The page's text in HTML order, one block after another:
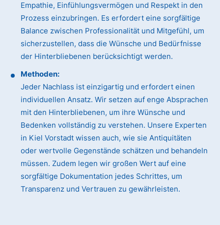
Empathie, Einfühlungsvermögen und Respekt in den
Prozess einzubringen. Es erfordert eine sorgfältige
Balance zwischen Professionalität und Mitgefühl, um
sicherzustellen, dass die Wünsche und Bedürfnisse
der Hinterbliebenen berücksichtigt werden.
Methoden:
Jeder Nachlass ist einzigartig und erfordert einen
individuellen Ansatz. Wir setzen auf enge Absprachen
mit den Hinterbliebenen, um ihre Wünsche und
Bedenken vollständig zu verstehen. Unsere Experten
in Kiel Vorstadt wissen auch, wie sie Antiquitäten
oder wertvolle Gegenstände schätzen und behandeln
müssen. Zudem legen wir großen Wert auf eine
sorgfältige Dokumentation jedes Schrittes, um
Transparenz und Vertrauen zu gewährleisten.